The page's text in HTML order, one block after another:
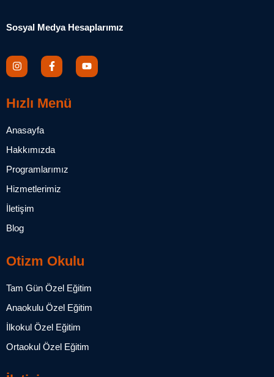
Sosyal Medya Hesaplarımız
Hızlı Menü
Anasayfa
Hakkımızda
Programlarımız
Hizmetlerimiz
İletişim
Blog
Otizm Okulu
Tam Gün Özel Eğitim
Anaokulu Özel Eğitim
İlkokul Özel Eğitim
Ortaokul Özel Eğitim